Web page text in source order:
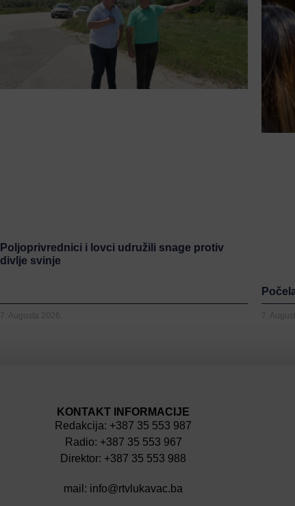
Poljoprivrednici i lovci udružili snage protiv
divlje svinje
7. Augusta 2026. 7.
KONTAKT INFORMACIJE
Redakcija: +387 35 553 987
Radio: +387 35 553 967
Direktor: +387 35 553 988
mail: info@rtvlukavac.ba